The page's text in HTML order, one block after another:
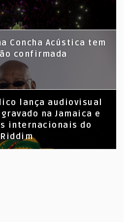
Concha Acústica tem
confirmada
lança audiovisual
na Jamaica e
internacionais do
DJ Raíz e DJ